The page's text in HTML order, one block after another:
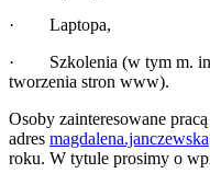
· Laptopa,
· Szkolenia (w tym m. in.
tworzenia stron www).
Osoby zainteresowane
adres
roku. W tytule prosimy o